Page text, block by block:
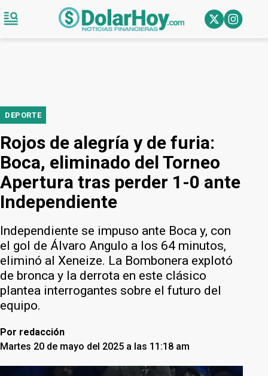
DEPORTE
Rojos de alegría y de furia:
Boca, eliminado del Torneo
Apertura tras perder 1-0 ante
Independiente
Independiente se impuso ante Boca y, con
el gol de Álvaro Angulo a los 64 minutos,
eliminó al Xeneize. La Bombonera explotó
de bronca y la derrota en este clásico
plantea interrogantes sobre el futuro del
equipo.
Por redacción
Martes 20 de mayo del 2025 a las 11:18 am